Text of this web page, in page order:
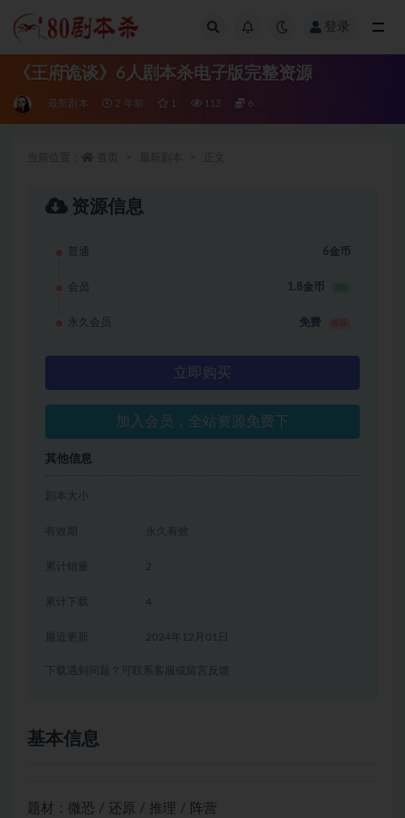
登录
《王府诡谈》6人剧本杀电子版完整资源
最新剧本 2 年前 1 113 6
资源信息
普通 6金币
会员 1.8金币 3折
永久会员 免费
立即购买
加入会员，全站资源免费下
其他信息
剧本大小
有效期 永久有效
累计销量 2
累计下载 4
2024年12月01日
下载遇到问题？可联系客服或留言反馈
基本信息
题材：微恐 / 还原 / 推理 / 阵营